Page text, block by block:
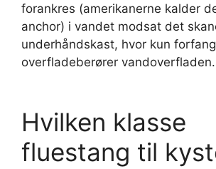
forankres (amerikanerne kalder
anchor) i vandet modsat det
underhåndskast, hvor kun
overfladeberører vandoverfladen.
Hvilken klasse
fluestang til